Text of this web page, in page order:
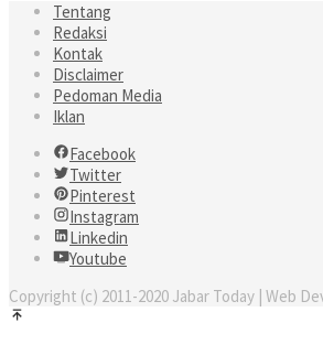
Tentang
Redaksi
Kontak
Disclaimer
Pedoman Media
Iklan
Facebook
Twitter
Pinterest
Instagram
Linkedin
Youtube
Copyright (c) 2011-2020 Jabar Today | Web